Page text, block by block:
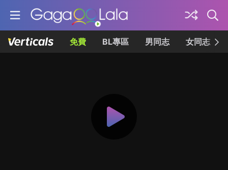
免費 BL專區 男同志 女同志